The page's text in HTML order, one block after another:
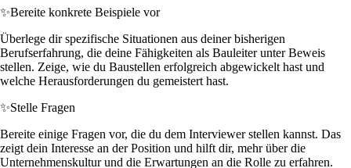
✨Bereite konkrete Beispiele vor
Überlege dir spezifische Situationen aus deiner bisherigen
Berufserfahrung, die deine Fähigkeiten als Bauleiter unter Beweis
stellen. Zeige, wie du Baustellen erfolgreich abgewickelt hast und
welche Herausforderungen du gemeistert hast.
✨Stelle Fragen
Bereite einige Fragen vor, die du dem Interviewer stellen kannst. Das
zeigt dein Interesse an der Position und hilft dir, mehr über die
Unternehmenskultur und die Erwartungen an die Rolle zu erfahren.